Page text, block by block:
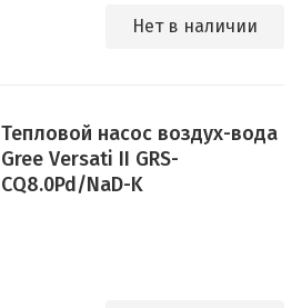
Нет в наличии
Тепловой насос воздух-вода
Gree Versati II GRS-
CQ8.0Pd/NaD-K